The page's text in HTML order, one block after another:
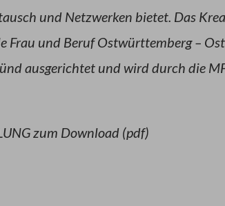
und Netzwerken bietet. Das
Frau und Beruf Ostwürttemberg –
ausgerichtet und wird durch die
zum Download (pdf)